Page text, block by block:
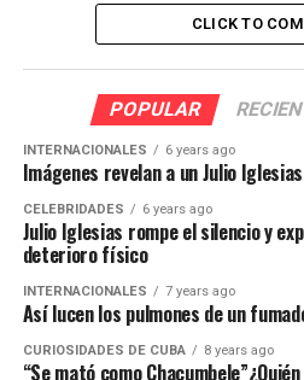
CLICK TO
POPULAR
INTERNACIONALES 6 years ago
Imágenes revelan a un Julio
CELEBRIDADES 6 years ago
Julio Iglesias rompe el silencio y
deterioro físico
INTERNACIONALES 7 years ago
Así lucen los pulmones de un
CURIOSIDADES DE CUBA 8 years ago
“Se mató como